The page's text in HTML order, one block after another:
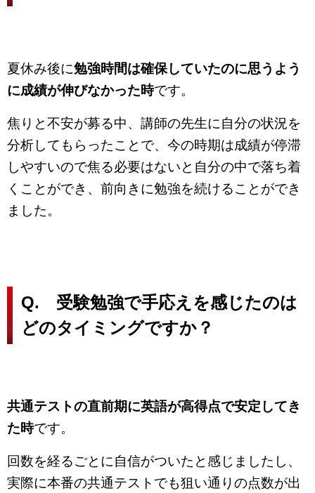
夏休み後に勉強時間は確保していたのに思うよう
に成績が伸びなかった時です。
焦りと不安が募る中、講師の先生に自分の状況を
分析してもらったことで、今の時期は成績が停滞
しやすいので焦る必要はないと自分の中で落ち着
くことができ、前向きに勉強を続けることができ
ました。
Q. 受験勉強で手応えを感じたのは
どのタイミングですか？
共通テストの直前期に英語が高得点で安定してき
た時です。
回数を経るごとに自信がついたと感じましたし、
実際に本番の共通テストでも狙い通りの点数が出